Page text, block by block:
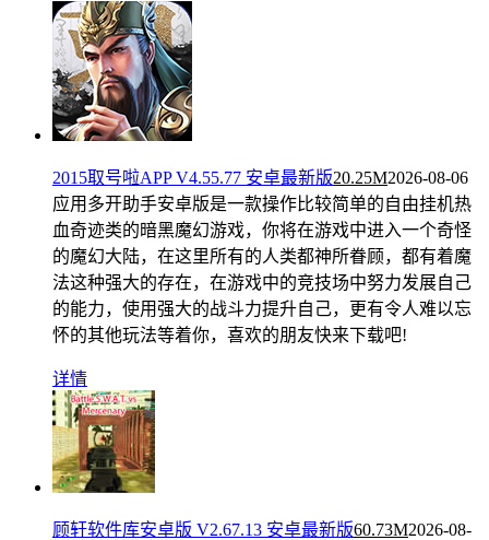
2015取号啦APP V4.55.77 安卓最新版20.25M2026-08-06
应用多开助手安卓版是一款操作比较简单的自由挂机热
血奇迹类的暗黑魔幻游戏，你将在游戏中进入一个奇怪
的魔幻大陆，在这里所有的人类都神所眷顾，都有着魔
法这种强大的存在，在游戏中的竞技场中努力发展自己
的能力，使用强大的战斗力提升自己，更有令人难以忘
怀的其他玩法等着你，喜欢的朋友快来下载吧!
详情
顾轩软件库安卓版 V2.67.13 安卓最新版60.73M2026-08-